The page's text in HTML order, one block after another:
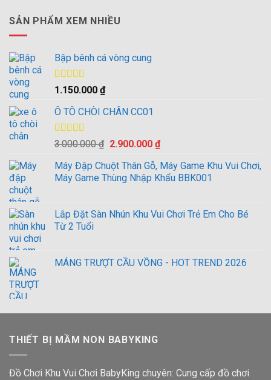
SẢN PHẨM XEM NHIỀU
Bập bênh cá vòng cung
Được xếp
5 sao
1.150.000 ₫
Ô TÔ CHÒI CHÂN CC01
Được xếp
5 sao
3.000.000₫ Giá
là:
3.000.000 ₫.
2.900.000 ₫Giá
tại
là:
Máy Đập Chuột Thân Gỗ, Máy Game Khu Vui Chơi,
Máy Game Thùng Nhập Khẩu BBK001
Lắp Đặt Sàn Nhún Khu Vui Chơi Trẻ Em Cho Bé
Từ 2 Tuổi
MÁNG TRƯỢT CẦU VỒNG - HOT TREND 2026
THIẾT BỊ MẦM NON BABYKING
Đồ Chơi Khu Vui Chơi BabyKing chuyên: Cung cấp đồ chơi